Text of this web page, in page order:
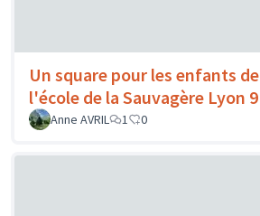
Un square pour les enfants de
l'école de la Sauvagère Lyon 9
Anne AVRIL
1 0